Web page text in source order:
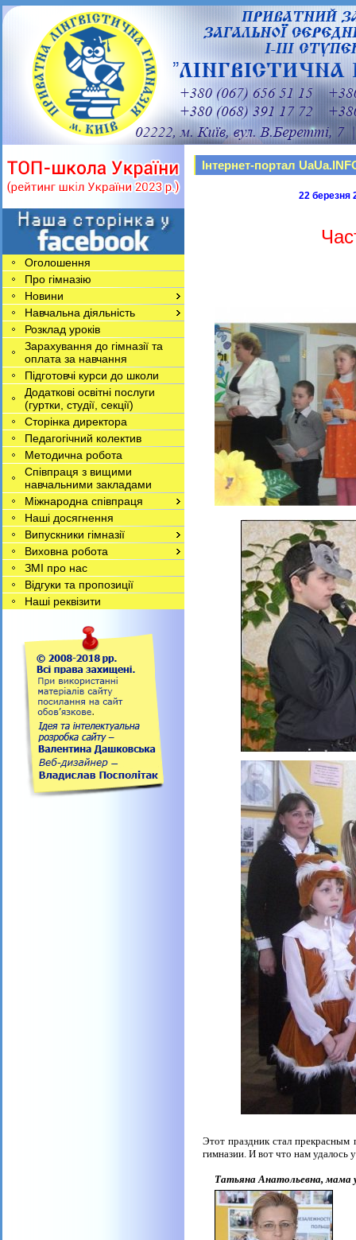
Оголошення
Про гімназію
Новини
Навчальна діяльність
Розклад уроків
Зарахування до гімназії та
оплата за навчання
Підготовчі курси до школи
Додаткові освітні послуги
(гуртки, студії, секції)
Сторінка директора
Педагогічний колектив
Методична робота
Співпраця з вищими
навчальними закладами
Міжнародна співпраця
Наші досягнення
Випускники гімназії
Виховна робота
ЗМІ про нас
Відгуки та пропозиції
Наші реквізити
Інтернет-портал
22
Этот праздник стал
гимназии. И вот что нам удалось
Татьяна Анатольевна, мама